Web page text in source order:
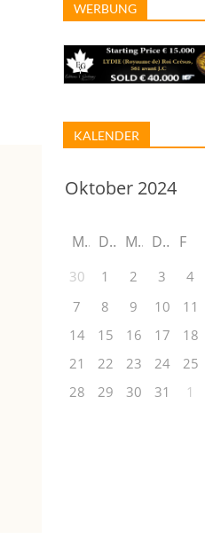
WERBUNG
KALENDER
M D M D F
30 1 2 3 4
7
8 9 10 11
14
15 16 17 18
21
22 23 24 25
28
29 30 31 1